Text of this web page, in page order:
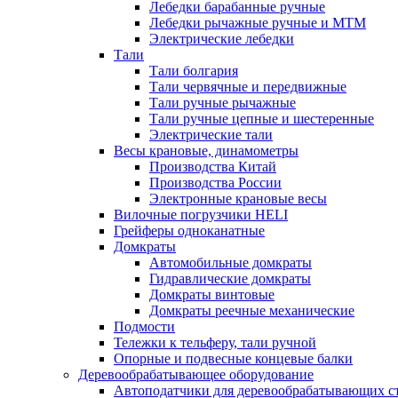
Лебедки барабанные ручные
Лебедки рычажные ручные и МТМ
Электрические лебедки
Тали
Тали болгария
Тали червячные и передвижные
Тали ручные рычажные
Тали ручные цепные и шестеренные
Электрические тали
Весы крановые, динамометры
Производства Китай
Производства России
Электронные крановые весы
Вилочные погрузчики HELI
Грейферы одноканатные
Домкраты
Автомобильные домкраты
Гидравлические домкраты
Домкраты винтовые
Домкраты реечные механические
Подмости
Тележки к тельферу, тали ручной
Опорные и подвесные концевые балки
Деревообрабатывающее оборудование
Автоподатчики для деревообрабатывающих